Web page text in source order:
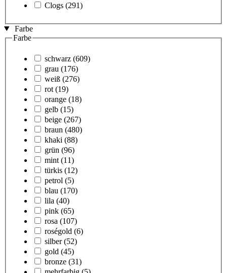
Clogs (291)
Farbe
Farbe
schwarz (609)
grau (176)
weiß (276)
rot (19)
orange (18)
gelb (15)
beige (267)
braun (480)
khaki (88)
grün (96)
mint (11)
türkis (12)
petrol (5)
blau (170)
lila (40)
pink (65)
rosa (107)
roségold (6)
silber (52)
gold (45)
bronze (31)